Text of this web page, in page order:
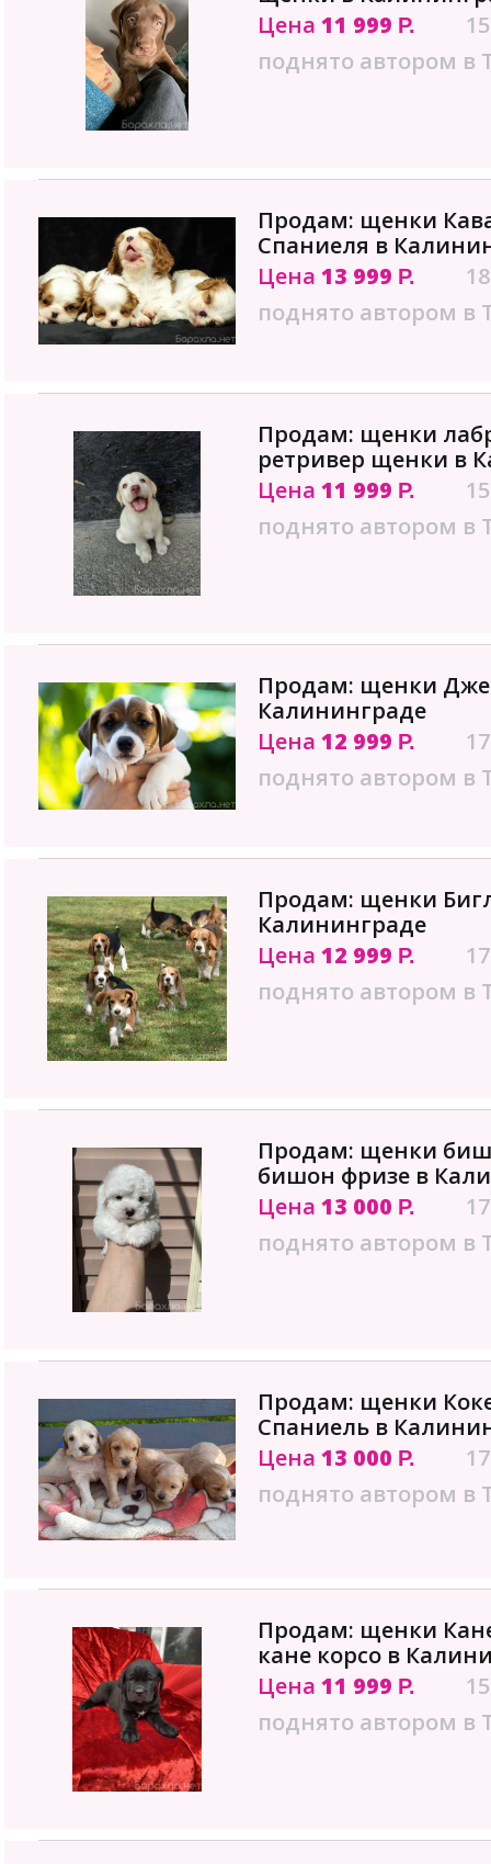
Цена 11 999 Р.
поднято автором в
Продам: щенки
Спаниеля в
Цена 13 999 Р.
поднято автором в
Продам: щенки
ретривер щенки в
Цена 11 999 Р.
поднято автором в
Продам: щенки
Калининграде
Цена 12 999 Р.
поднято автором в
Продам: щенки
Калининграде
Цена 12 999 Р.
поднято автором в
Продам: щенки
бишон фризе в
Цена 13 000 Р.
поднято автором в
Продам: щенки
Спаниель в
Цена 13 000 Р.
поднято автором в
Продам: щенки
кане корсо в
Цена 11 999 Р.
поднято автором в